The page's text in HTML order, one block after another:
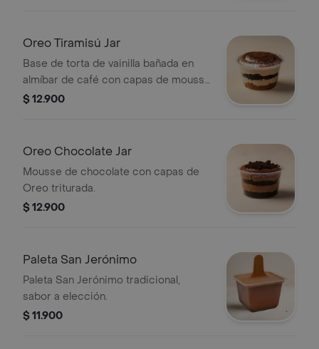
Oreo Tiramisú Jar
Base de torta de vainilla bañada en
almíbar de café con capas de mousse
de tiramisú y Oreo.
$ 12.900
Oreo Chocolate Jar
Mousse de chocolate con capas de
Oreo triturada.
$ 12.900
Paleta San Jerónimo
Paleta San Jerónimo tradicional,
sabor a elección.
$ 11.900